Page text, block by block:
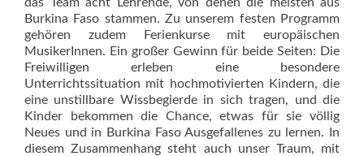
Burkina Faso stammen. Zu unserem festen Programm
gehören zudem Ferienkurse mit europäischen
MusikerInnen. Ein großer Gewinn für beide Seiten: Die
Freiwilligen erleben eine besondere
Unterrichtssituation mit hochmotivierten Kindern, die
eine unstillbare Wissbegierde in sich tragen, und die
Kinder bekommen die Chance, etwas für sie völlig
Neues und in Burkina Faso Ausgefallenes zu lernen. In
diesem Zusammenhang steht auch unser Traum, mit